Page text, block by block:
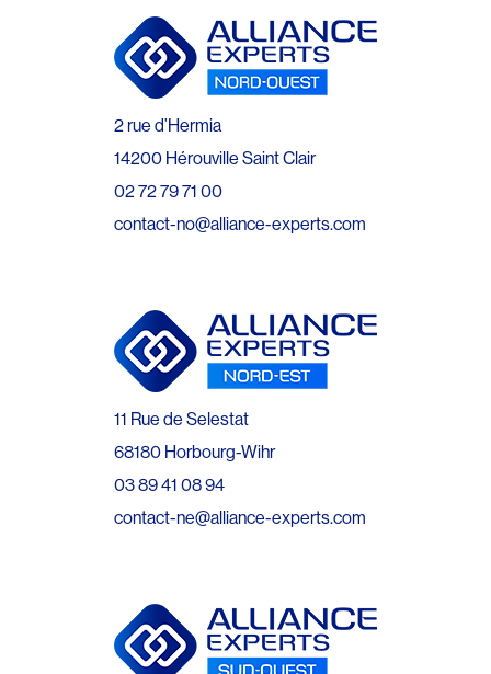
2 rue d’Hermia
14200 Hérouville Saint Clair
02 72 79 71 00
contact-no@alliance-experts.com
11 Rue de Selestat
68180 Horbourg-Wihr
03 89 41 08 94
contact-ne@alliance-experts.com